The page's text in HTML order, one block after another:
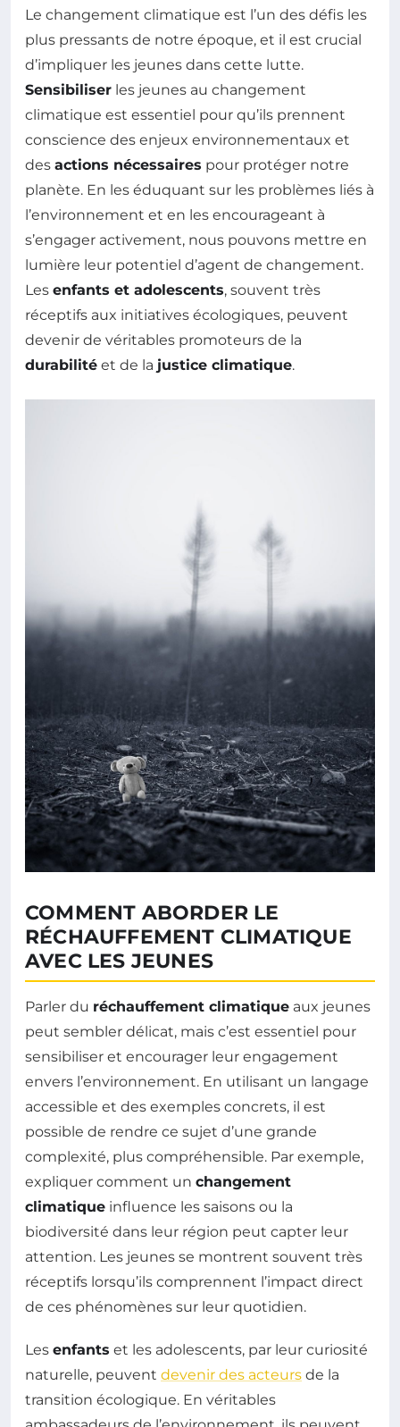
Le changement climatique est l’un des défis les
plus pressants de notre époque, et il est crucial
d’impliquer les jeunes dans cette lutte.
Sensibiliser les jeunes au changement
climatique est essentiel pour qu’ils prennent
conscience des enjeux environnementaux et
des actions nécessaires pour protéger notre
planète. En les éduquant sur les problèmes liés à
l’environnement et en les encourageant à
s’engager activement, nous pouvons mettre en
lumière leur potentiel d’agent de changement.
Les enfants et adolescents, souvent très
réceptifs aux initiatives écologiques, peuvent
devenir de véritables promoteurs de la
durabilité et de la justice climatique.
COMMENT ABORDER LE
RÉCHAUFFEMENT CLIMATIQUE
AVEC LES JEUNES
Parler du réchauffement climatique aux jeunes
peut sembler délicat, mais c’est essentiel pour
sensibiliser et encourager leur engagement
envers l’environnement. En utilisant un langage
accessible et des exemples concrets, il est
possible de rendre ce sujet d’une grande
complexité, plus compréhensible. Par exemple,
expliquer comment un changement
climatique influence les saisons ou la
biodiversité dans leur région peut capter leur
attention. Les jeunes se montrent souvent très
réceptifs lorsqu’ils comprennent l’impact direct
de ces phénomènes sur leur quotidien.
Les enfants et les adolescents, par leur curiosité
naturelle, peuvent devenir des acteurs de la
transition écologique. En véritables